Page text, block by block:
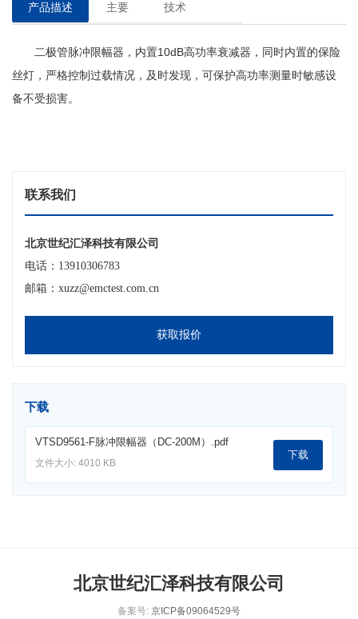
产品描述
主要
技术
二极管脉冲限幅器，内置10dB高功率衰减器，同时内置的保险
丝灯，严格控制过载情况，及时发现，可保护高功率测量时敏感设
备不受损害。
联系我们
北京世纪汇泽科技有限公司
电话：13910306783
邮箱：xuzz@emctest.com.cn
获取报价
下载
VTSD9561-F脉冲限幅器（DC-200M）.pdf
文件大小: 4010 KB
下载
北京世纪汇泽科技有限公司
备案号: 京ICP备09064529号